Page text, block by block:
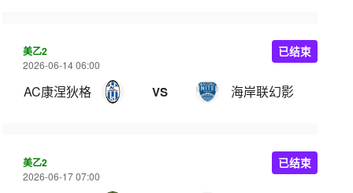
美乙2
2026-06-14 06:00
AC康涅狄格 VS 海岸联幻影
已结束
美乙2
2026-06-17 07:00
已结束